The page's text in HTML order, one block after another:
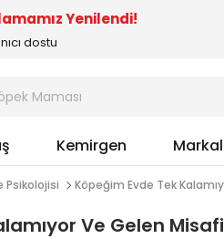
Yenilendi!
dostu
Kemirgen
Psikolojisi Köpeğim Evde Tek
Ve Gelen